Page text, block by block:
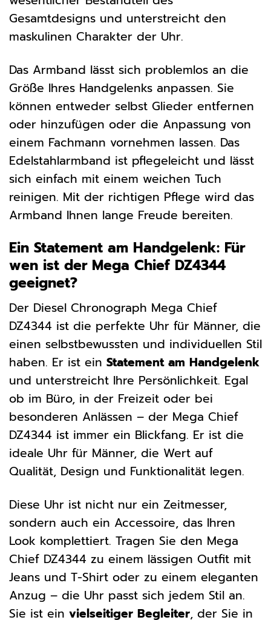
Gesamtdesigns und unterstreicht den
maskulinen Charakter der Uhr.
Das Armband lässt sich problemlos an die
Größe Ihres Handgelenks anpassen. Sie
können entweder selbst Glieder entfernen
oder hinzufügen oder die Anpassung von
einem Fachmann vornehmen lassen. Das
Edelstahlarmband ist pflegeleicht und lässt
sich einfach mit einem weichen Tuch
reinigen. Mit der richtigen Pflege wird das
Armband Ihnen lange Freude bereiten.
Ein Statement am Handgelenk: Für
wen ist der Mega Chief DZ4344
geeignet?
Der Diesel Chronograph Mega Chief
DZ4344 ist die perfekte Uhr für Männer, die
einen selbstbewussten und individuellen Stil
haben. Er ist ein Statement am Handgelenk
und unterstreicht Ihre Persönlichkeit. Egal
ob im Büro, in der Freizeit oder bei
besonderen Anlässen – der Mega Chief
DZ4344 ist immer ein Blickfang. Er ist die
ideale Uhr für Männer, die Wert auf
Qualität, Design und Funktionalität legen.
Diese Uhr ist nicht nur ein Zeitmesser,
sondern auch ein Accessoire, das Ihren
Look komplettiert. Tragen Sie den Mega
Chief DZ4344 zu einem lässigen Outfit mit
Jeans und T-Shirt oder zu einem eleganten
Anzug – die Uhr passt sich jedem Stil an.
Sie ist ein vielseitiger Begleiter, der Sie in